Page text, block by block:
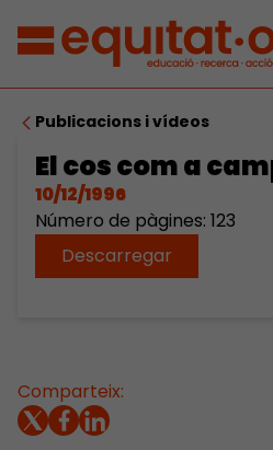
Publicacions i vídeos
El cos com a
10/12/1996
Número de pàgines: 123
Descarregar
Comparteix: